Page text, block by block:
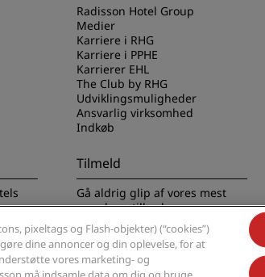
Radisson Hotel Group
Medier
Karriere i RHG
Karriere i PPHE
Karrierer EHL
The Club by RHG
Udviklingsmuligheder
Ansvarlig virksomhed
Indkøb
Tilmeld
Gå aldrig glip af vores mest
populære tilbud
pixeltags og Flash-objekter) (“cookies”)
dine annoncer og din oplevelse, for at
vores marketing- og